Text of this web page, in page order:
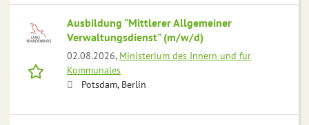
Ausbildung "Mittlerer Allgemeiner
Verwaltungsdienst" (m/w/d)
02.08.2026, Ministerium des Innern und für
Kommunales
Potsdam, Berlin